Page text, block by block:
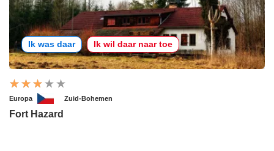
Ik was daar Ik wil daar naar toe
Europa Zuid-Bohemen
Fort Hazard